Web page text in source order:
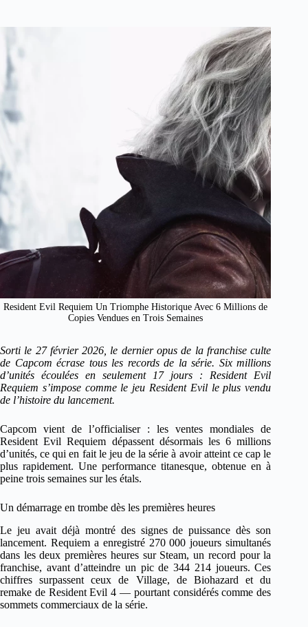
Resident Evil Requiem Un Triomphe Historique Avec 6 Millions de
Copies Vendues en Trois Semaines
Sorti le 27 février 2026, le dernier opus de la franchise culte
de Capcom écrase tous les records de la série. Six millions
d’unités écoulées en seulement 17 jours : Resident Evil
Requiem s’impose comme le jeu Resident Evil le plus vendu
de l’histoire du lancement.
Capcom vient de l’officialiser : les ventes mondiales de
Resident Evil Requiem dépassent désormais les 6 millions
d’unités, ce qui en fait le jeu de la série à avoir atteint ce cap le
plus rapidement. Une performance titanesque, obtenue en à
peine trois semaines sur les étals.
Un démarrage en trombe dès les premières heures
Le jeu avait déjà montré des signes de puissance dès son
lancement. Requiem a enregistré 270 000 joueurs simultanés
dans les deux premières heures sur Steam, un record pour la
franchise, avant d’atteindre un pic de 344 214 joueurs. Ces
chiffres surpassent ceux de Village, de Biohazard et du
remake de Resident Evil 4 — pourtant considérés comme des
sommets commerciaux de la série.